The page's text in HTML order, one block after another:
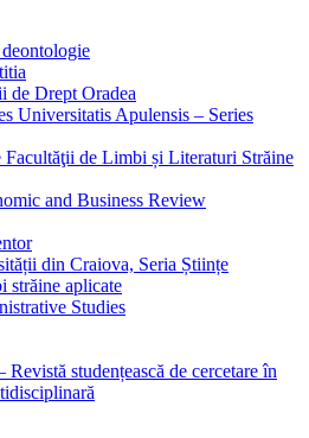
de Drept Oradea
Universitatis Apulensis – Series
Facultăţii de Limbi și Literaturi Străine
and Business Review
din Craiova, Seria Științe
aplicate
Studies
studențească de cercetare în